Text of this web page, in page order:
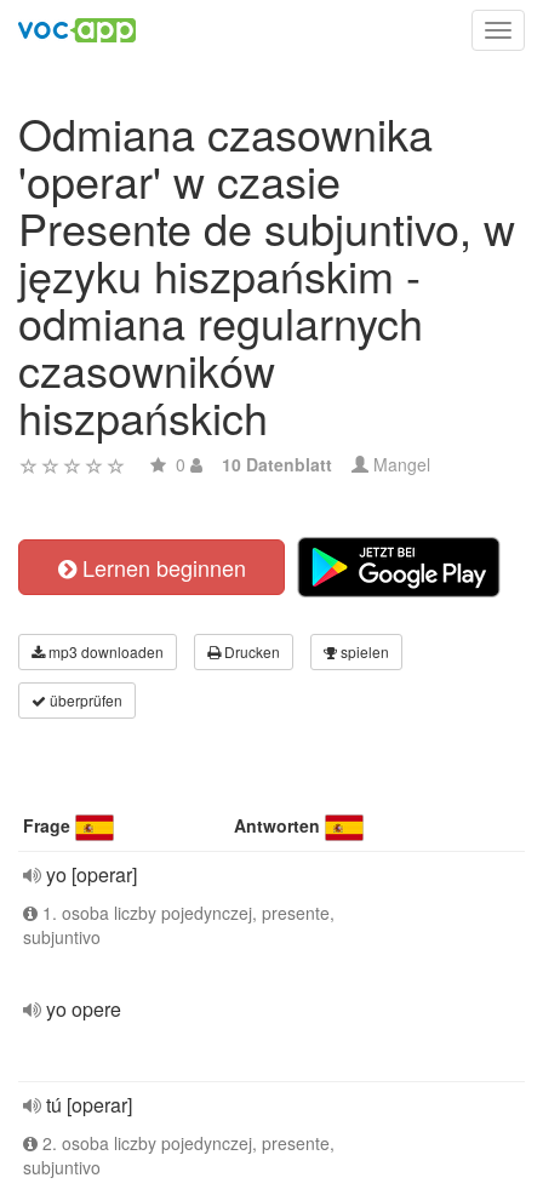
Odmiana czasownika
'operar' w czasie
Presente de subjuntivo, w
języku hiszpańskim -
odmiana regularnych
czasowników
hiszpańskich
0 10 Datenblatt Mangel
Lernen beginnen
mp3 downloaden Drucken spielen
überprüfen
Frage Antworten
yo [operar]
1. osoba liczby pojedynczej, presente,
subjuntivo
yo opere
tú [operar]
2. osoba liczby pojedynczej, presente,
subjuntivo